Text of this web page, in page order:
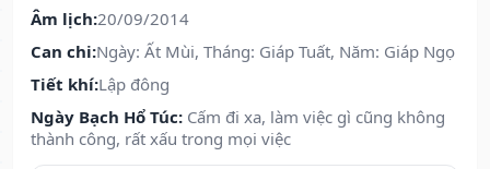
Âm lịch:20/09/2014
Can chi:Ngày: Ất Mùi, Tháng: Giáp Tuất, Năm: Giáp Ngọ
Tiết khí:Lập đông
Ngày Bạch Hổ Túc: Cấm đi xa, làm việc gì cũng không
thành công, rất xấu trong mọi việc